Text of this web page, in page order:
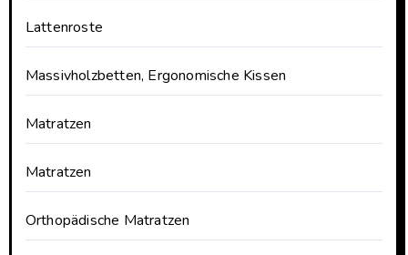
Lattenroste
Massivholzbetten, Ergonomische Kissen
Matratzen
Matratzen
Orthopädische Matratzen